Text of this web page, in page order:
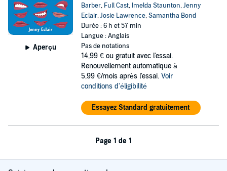
Aperçu
Barber, Full Cast, Imelda Staunton,Jenny
Eclair,Josie Lawrence,Samantha Bond
Durée : 6 h et 57 min
Langue : Anglais
Pas de notations
14,99 € ou gratuit avec l'essai.
Renouvellement automatique à
5,99 €/mois après l'essai. Voir
conditions d'éligibilité
Essayez Standard gratuitement
Page 1 de 1